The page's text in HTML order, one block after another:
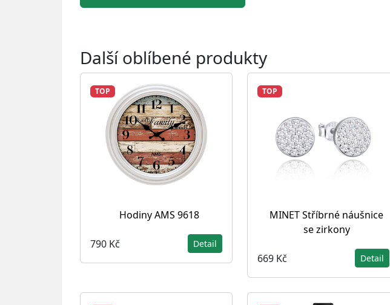
Další oblíbené produkty
TOP
Hodiny AMS 9618
790 Kč Detail
TOP
MINET Stříbrné náušnice
se zirkony
669 Kč Detail